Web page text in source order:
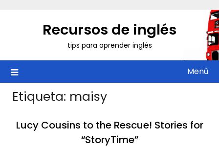
Recursos de inglés
tips para aprender inglés
Menú
Etiqueta: maisy
Lucy Cousins to the Rescue! Stories for
“StoryTime”